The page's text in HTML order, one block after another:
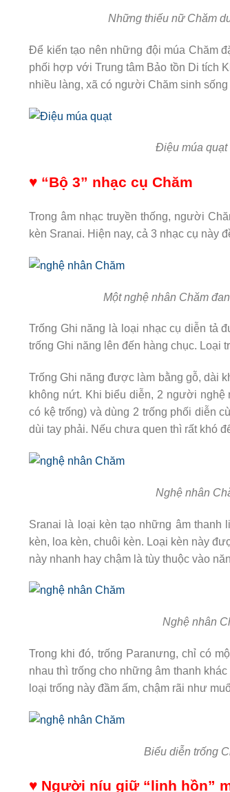
Những thiếu nữ Chăm
Để kiến tạo nên những đội múa Chăm
phối hợp với Trung tâm Bảo tồn Di tích
nhiều làng, xã có người Chăm sinh
Điệu múa quạt
♥ “Bộ 3” nhạc cụ Chăm
Trong âm nhạc truyền thống, người
kèn Sranai. Hiện nay, cả 3 nhạc cụ này
Một nghệ nhân Chăm
Trống Ghi năng là loại nhạc cụ diễn tả
trống Ghi năng lên đến hàng chục. Loại
Trống Ghi năng được làm bằng gỗ, dài
không nứt. Khi biểu diễn, 2 người nghệ
có kệ trống) và dùng 2 trống phối diễn
dùi tay phải. Nếu chưa quen thì rất khó
Nghệ nhân
Sranai là loại kèn tạo những âm thanh
kèn, loa kèn, chuôi kèn. Loại kèn này
này nhanh hay chậm là tùy thuộc vào
Nghệ nhân
Trong khi đó, trống Paranưng, chỉ có
nhau thì trống cho những âm thanh
loại trống này đầm ấm, chậm rãi như
Biểu diễn trống
♥ Người níu giữ “linh hồn”